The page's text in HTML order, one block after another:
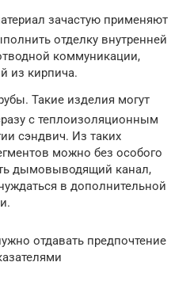
зачастую применяют
отделку внутренней
коммуникации,
из кирпича.
Такие изделия могут
с теплоизоляционным
сэндвич. Из таких
можно без особого
дымовыводящий канал,
в дополнительной
отдавать предпочтение